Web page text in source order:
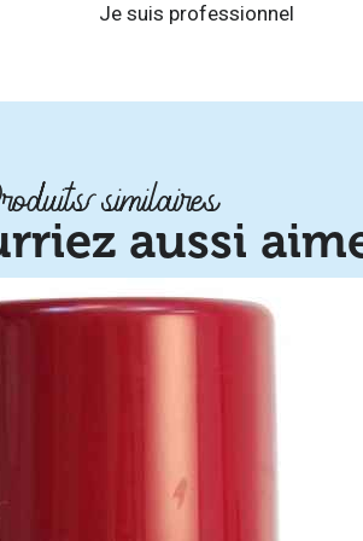
Je suis professionnel
similaires
aussi